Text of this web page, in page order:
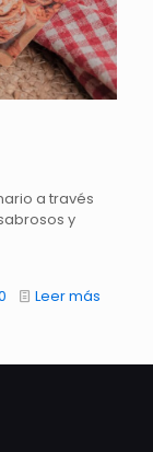
a través
y
Leer más